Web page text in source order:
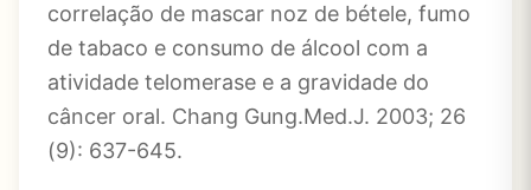
correlação de mascar noz de bétele, fumo
de tabaco e consumo de álcool com a
atividade telomerase e a gravidade do
câncer oral. Chang Gung.Med.J. 2003; 26
(9): 637-645.